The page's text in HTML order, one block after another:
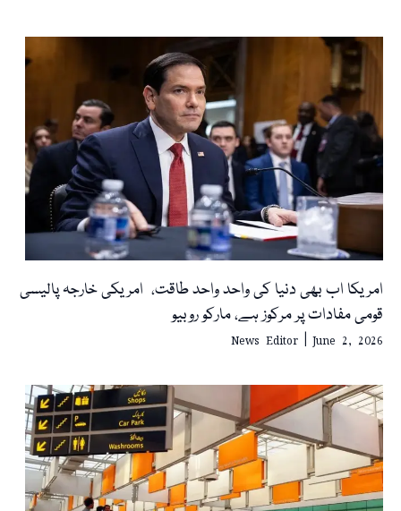
امریکا اب بھی دنیا کی واحد واحد طاقت، امریکی خارجہ پالیسی
قومی مفادات پر مرکوز ہے، مارکو روبیو
News Editor June 2, 2026